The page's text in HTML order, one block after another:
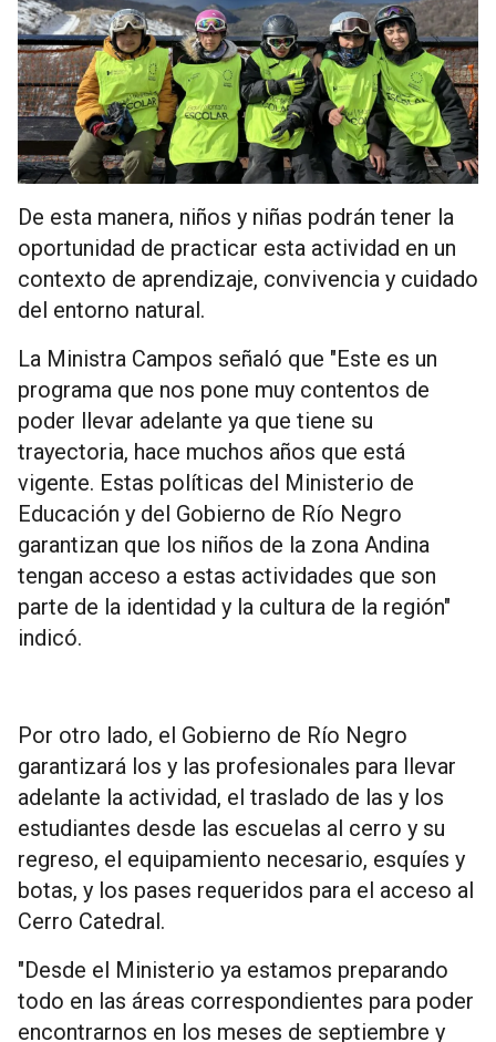
De esta manera, niños y niñas podrán tener la
oportunidad de practicar esta actividad en un
contexto de aprendizaje, convivencia y cuidado
del entorno natural.
La Ministra Campos señaló que "Este es un
programa que nos pone muy contentos de
poder llevar adelante ya que tiene su
trayectoria, hace muchos años que está
vigente. Estas políticas del Ministerio de
Educación y del Gobierno de Río Negro
garantizan que los niños de la zona Andina
tengan acceso a estas actividades que son
parte de la identidad y la cultura de la región"
indicó.
Por otro lado, el Gobierno de Río Negro
garantizará los y las profesionales para llevar
adelante la actividad, el traslado de las y los
estudiantes desde las escuelas al cerro y su
regreso, el equipamiento necesario, esquíes y
botas, y los pases requeridos para el acceso al
Cerro Catedral.
"Desde el Ministerio ya estamos preparando
todo en las áreas correspondientes para poder
encontrarnos en los meses de septiembre y